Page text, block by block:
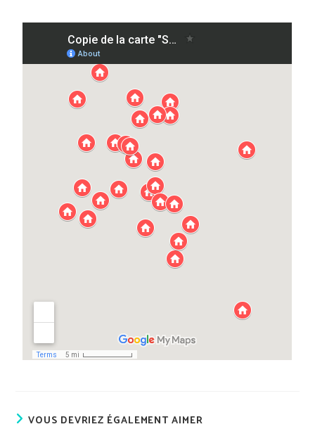
VOUS DEVRIEZ ÉGALEMENT AIMER